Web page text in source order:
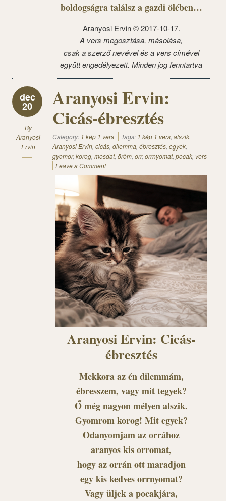
boldogságra találsz a gazdi ölében…
Aranyosi Ervin © 2017-10-17.
A vers megosztása, másolása,
csak a szerző nevével és a vers címével
együtt engedélyezett. Minden jog fenntartva
dec
20
By
Aranyosi
Ervin
Aranyosi Ervin:
Cicás-ébresztés
Category: 1 kép 1 vers Tags: 1 kép 1 vers, alszik,
Aranyosi Ervin, cicás, dilemma, ébresztés, egyek,
gyomor, korog, mosdat, öröm, orr, orrnyomat, pocak, vers
Leave a Comment
Aranyosi Ervin: Cicás-
ébresztés
Mekkora az én dilemmám,
ébresszem, vagy mit tegyek?
Ő még nagyon mélyen alszik.
Gyomrom korog! Mit egyek?
Odanyomjam az orrához
aranyos kis orromat,
hogy az orrán ott maradjon
egy kis kedves orrnyomat?
Vagy üljek a pocakjára,